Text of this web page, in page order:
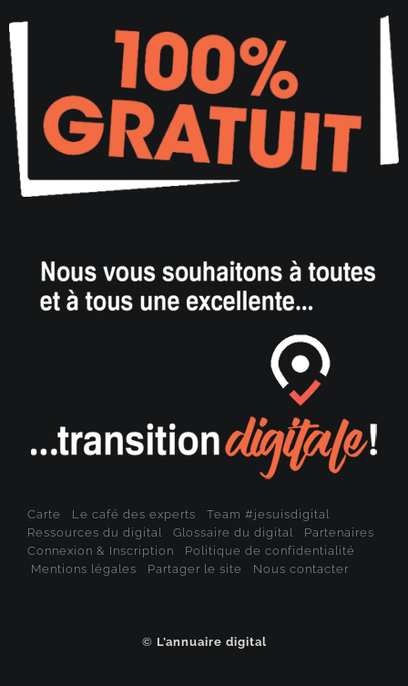
Carte Le café des experts
Team #jesuisdigital
Ressources du digital
Glossaire du digital
Partenaires
Connexion & Inscription
Politique de confidentialité
Mentions légales
Partager le site Nous contacter
© L’annuaire digital